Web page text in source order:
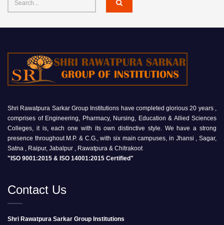
Shri Rawatpura Sarkar Group Institutions have completed glorious 20 years ,
comprises of Engineering, Pharmacy, Nursing, Education & Allied Sciences
Colleges, it is, each one with its own distinctive style. We have a strong
presence throughout M.P. & C.G., with six main campuses, in Jhansi , Sagar,
Satna , Raipur, Jabalpur , Rawatpura & Chitrakoot
"ISO 9001:2015 & ISO 14001:2015 Certified"
Contact Us
Shri Rawatpura Sarkar Group Institutions